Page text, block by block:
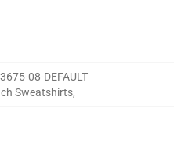
08-DEFAULT
Sweatshirts,